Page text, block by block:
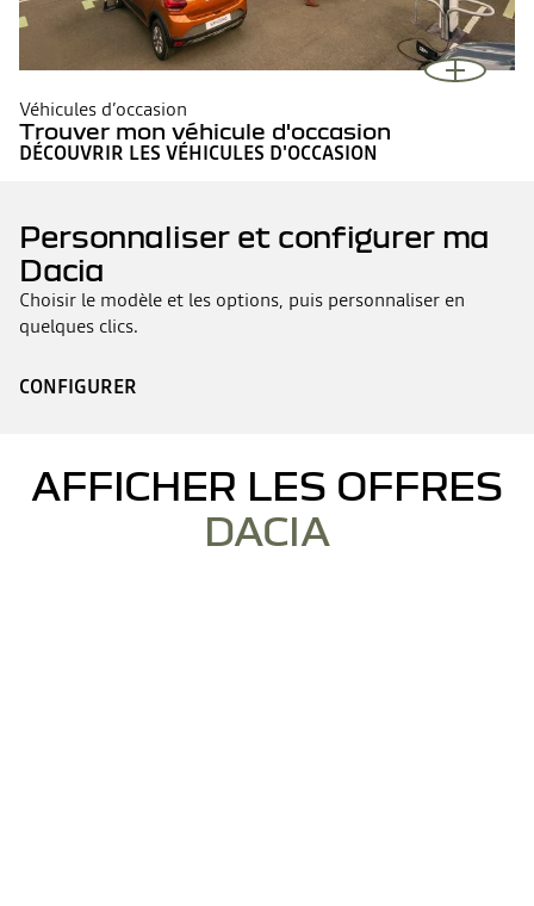
Véhicules d’occasion
Trouver mon véhicule d'occasion
DÉCOUVRIR LES VÉHICULES D'OCCASION
Personnaliser et configurer ma
Dacia
Choisir le modèle et les options, puis personnaliser en
quelques clics.
CONFIGURER
AFFICHER LES OFFRES
DACIA